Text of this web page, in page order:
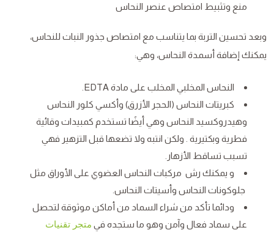
منع وتثبيط امتصاص عنصر النحاس
وبعد تحسين التربة بما يتناسب مع امتصاص جذور النبات للنحاس،
يمكنك إضافة أسمدة النحاس، وهي:
النحاس المخلبي المخلب على مادة EDTA.
كبريتات النحاس (الحجر الأزرق) وأكسي كلور النحاس
وهيدروكسيد النحاس وهي أيضًا تستخدم كمبيدات وقائية
فطرية وبكتيرية . ولكن انتبه ولا تضعها قبل التزهير فهي
تسبب تساقط الأزهار.
و يمكنك رش مركبات النحاس العضوي على الأوراق مثل
جلوكونات النحاس وأسيتات النحاس.
ودائما تأكد من شراء السماد من أماكن موثوقة لتحصل
على سماد فعال وآمن وهو ما ستجده في متجر تقنيات